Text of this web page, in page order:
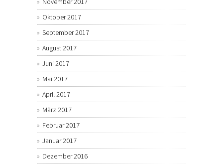
Oktober 2017
September 2017
August 2017
Juni 2017
Mai 2017
April 2017
März 2017
Februar 2017
Januar 2017
Dezember 2016